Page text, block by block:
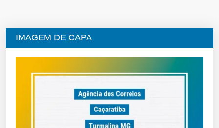
IMAGEM DE CAPA